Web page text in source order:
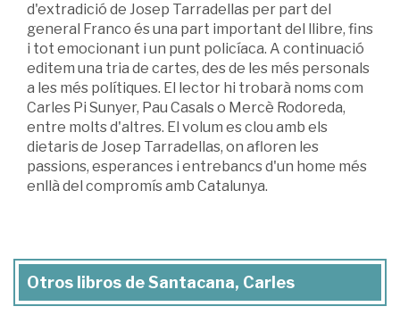
d'extradició de Josep Tarradellas per part del
general Franco és una part important del llibre, fins
i tot emocionant i un punt policíaca. A continuació
editem una tria de cartes, des de les més personals
a les més polítiques. El lector hi trobarà noms com
Carles Pi Sunyer, Pau Casals o Mercè Rodoreda,
entre molts d'altres. El volum es clou amb els
dietaris de Josep Tarradellas, on afloren les
passions, esperances i entrebancs d'un home més
enllà del compromís amb Catalunya.
Otros libros de Santacana, Carles